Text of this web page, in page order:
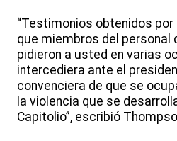
“Testimonios obtenidos
que miembros del personal
pidieron a usted en varias
intercediera ante el
convenciera de que se
la violencia que se
Capitolio”, escribió